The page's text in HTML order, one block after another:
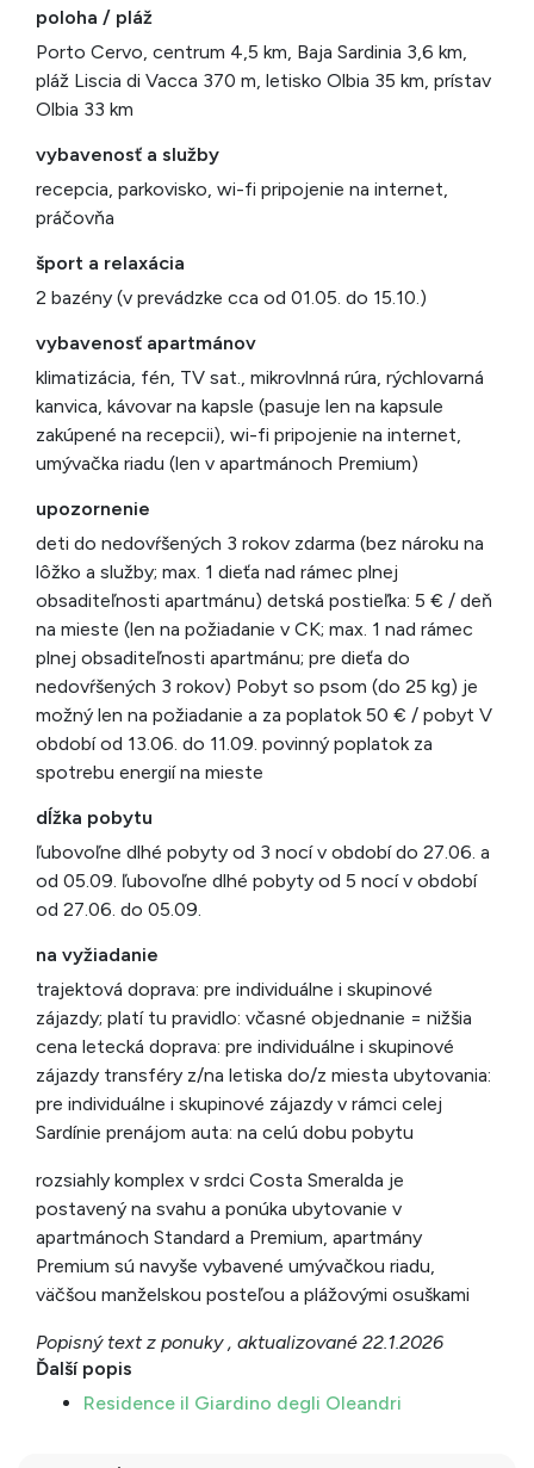
poloha / pláž
Porto Cervo, centrum 4,5 km, Baja Sardinia 3,6 km,
pláž Liscia di Vacca 370 m, letisko Olbia 35 km, prístav
Olbia 33 km
vybavenosť a služby
recepcia, parkovisko, wi-fi pripojenie na internet,
práčovňa
šport a relaxácia
2 bazény (v prevádzke cca od 01.05. do 15.10.)
vybavenosť apartmánov
klimatizácia, fén, TV sat., mikrovlnná rúra, rýchlovarná
kanvica, kávovar na kapsle (pasuje len na kapsule
zakúpené na recepcii), wi-fi pripojenie na internet,
umývačka riadu (len v apartmánoch Premium)
upozornenie
deti do nedovŕšených 3 rokov zdarma (bez nároku na
lôžko a služby; max. 1 dieťa nad rámec plnej
obsaditeľnosti apartmánu) detská postieľka: 5 € / deň
na mieste (len na požiadanie v CK; max. 1 nad rámec
plnej obsaditeľnosti apartmánu; pre dieťa do
nedovŕšených 3 rokov) Pobyt so psom (do 25 kg) je
možný len na požiadanie a za poplatok 50 € / pobyt V
období od 13.06. do 11.09. povinný poplatok za
spotrebu energií na mieste
dĺžka pobytu
ľubovoľne dlhé pobyty od 3 nocí v období do 27.06. a
od 05.09. ľubovoľne dlhé pobyty od 5 nocí v období
od 27.06. do 05.09.
na vyžiadanie
trajektová doprava: pre individuálne i skupinové
zájazdy; platí tu pravidlo: včasné objednanie = nižšia
cena letecká doprava: pre individuálne i skupinové
zájazdy transféry z/na letiska do/z miesta ubytovania:
pre individuálne i skupinové zájazdy v rámci celej
Sardínie prenájom auta: na celú dobu pobytu
rozsiahly komplex v srdci Costa Smeralda je
postavený na svahu a ponúka ubytovanie v
apartmánoch Standard a Premium, apartmány
Premium sú navyše vybavené umývačkou riadu,
väčšou manželskou posteľou a plážovými osuškami
Popisný text z ponuky , aktualizované 22.1.2026
Ďalší popis
Residence il Giardino degli Oleandri